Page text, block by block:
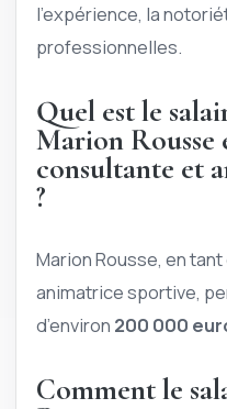
l’expérience, la
professionnelles.
Quel est le
Marion Rousse
consultante et
?
Marion Rousse, en
animatrice sportive,
d’environ 200 000
Comment le